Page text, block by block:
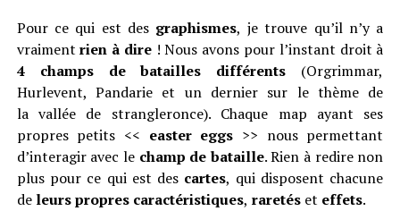
Pour ce qui est des graphismes, je trouve qu’il n’y a
vraimentrien à dire! Nous avons pour l’instant droit à
4 champs de batailles différents (Orgrimmar,
Hurlevent, Pandarie et un dernier sur le thème de
la vallée de strangleronce). Chaque map ayant ses
propres petits << easter eggs >> nous permettant
d’interagir avec le champ de bataille. Rien à redire non
plus pour ce qui est des cartes, qui disposent chacune
de leurs propres caractéristiques, raretés et effets.